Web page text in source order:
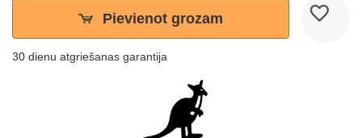
Pievienot grozam
30 dienu atgriešanas garantija